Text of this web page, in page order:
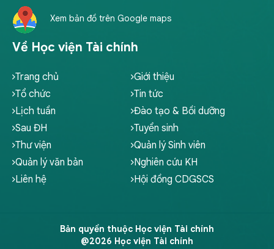
Về Học viện Tài chính
Trang chủ
Giới thiệu
Tổ chức
Tin tức
Lịch tuần
Đào tạo & Bồi dưỡng
Sau ĐH
Tuyển sinh
Thư viện
Quản lý Sinh viên
Quản lý văn bản
Nghiên cứu KH
Liên hệ
Hội đồng CDGSCS
Xem bản đồ trên Google maps
Bản quyền thuộc Học viện Tài chính
@2026 Học viện Tài chính